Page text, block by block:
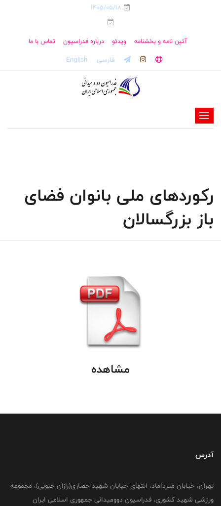
1405/05/18
آئین نامه و بخشنامه ویدئو درباره فدراسیون تماس با ما
فارسی English
-
-
-
رکوردهای ملی بانوان فضای
باز بزرگسالان
مشاهده
آدرس
تهران، خیابان میرداماد، انتهای خیابان شهید حصاری(رازان جنوبی)، مجموعه
ورزشی شهید کشوری، فدراسیون دوومیدانی جمهوری اسلامی ایران